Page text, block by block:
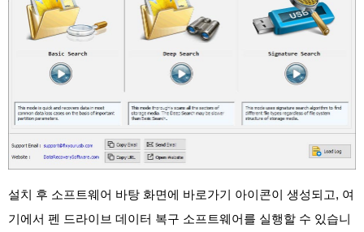
설치 후 소프트웨어 바탕 화면에 바로가기 아이콘이 생성되고, 여
기에서 펜 드라이브 데이터 복구 소프트웨어를 실행할 수 있습니